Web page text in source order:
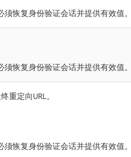
恢复身份验证会话并提供有效值。
恢复身份验证会话并提供有效值。
重定向URL。
恢复身份验证会话并提供有效值。